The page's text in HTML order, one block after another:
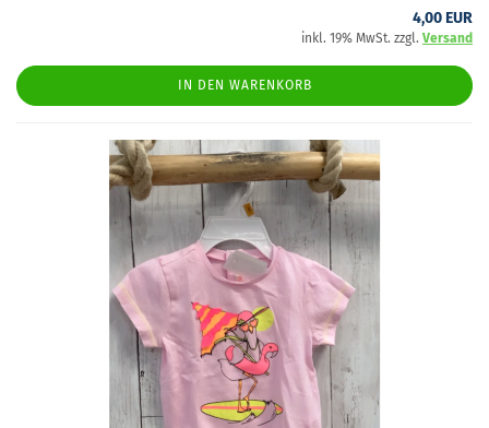
4,00 EUR
inkl. 19% MwSt. zzgl. Versand
IN DEN WARENKORB